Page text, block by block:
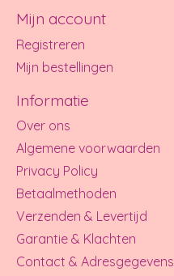
Mijn account
Registreren
Mijn bestellingen
Informatie
Over ons
Algemene voorwaarden
Privacy Policy
Betaalmethoden
Verzenden & Levertijd
Garantie & Klachten
Contact & Adresgegevens